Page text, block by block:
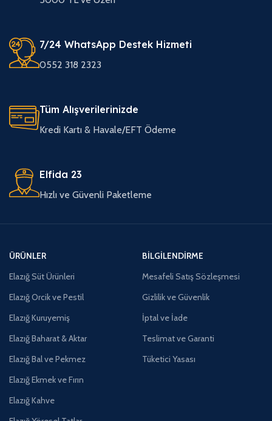
7/24 WhatsApp Destek Hizmeti
0552 318 2323
Tüm Alışverilerinizde
Kredi Kartı & Havale/EFT Ödeme
Elfida 23
Hızlı ve Güvenli Paketleme
ÜRÜNLER
Elazığ Süt Ürünleri
Elazığ Orcik ve Pestil
Elazığ Kuruyemiş
Elazığ Baharat & Aktar
Elazığ Bal ve Pekmez
Elazığ Ekmek ve Fırın
Elazığ Kahve
BILGILENDIRME
Mesafeli Satış Sözleşmesi
Gizlilik ve Güvenlik
İptal ve İade
Teslimat ve Garanti
Tüketici Yasası